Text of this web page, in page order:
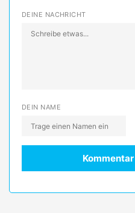
DEINE NACHRICHT
DEIN NAME